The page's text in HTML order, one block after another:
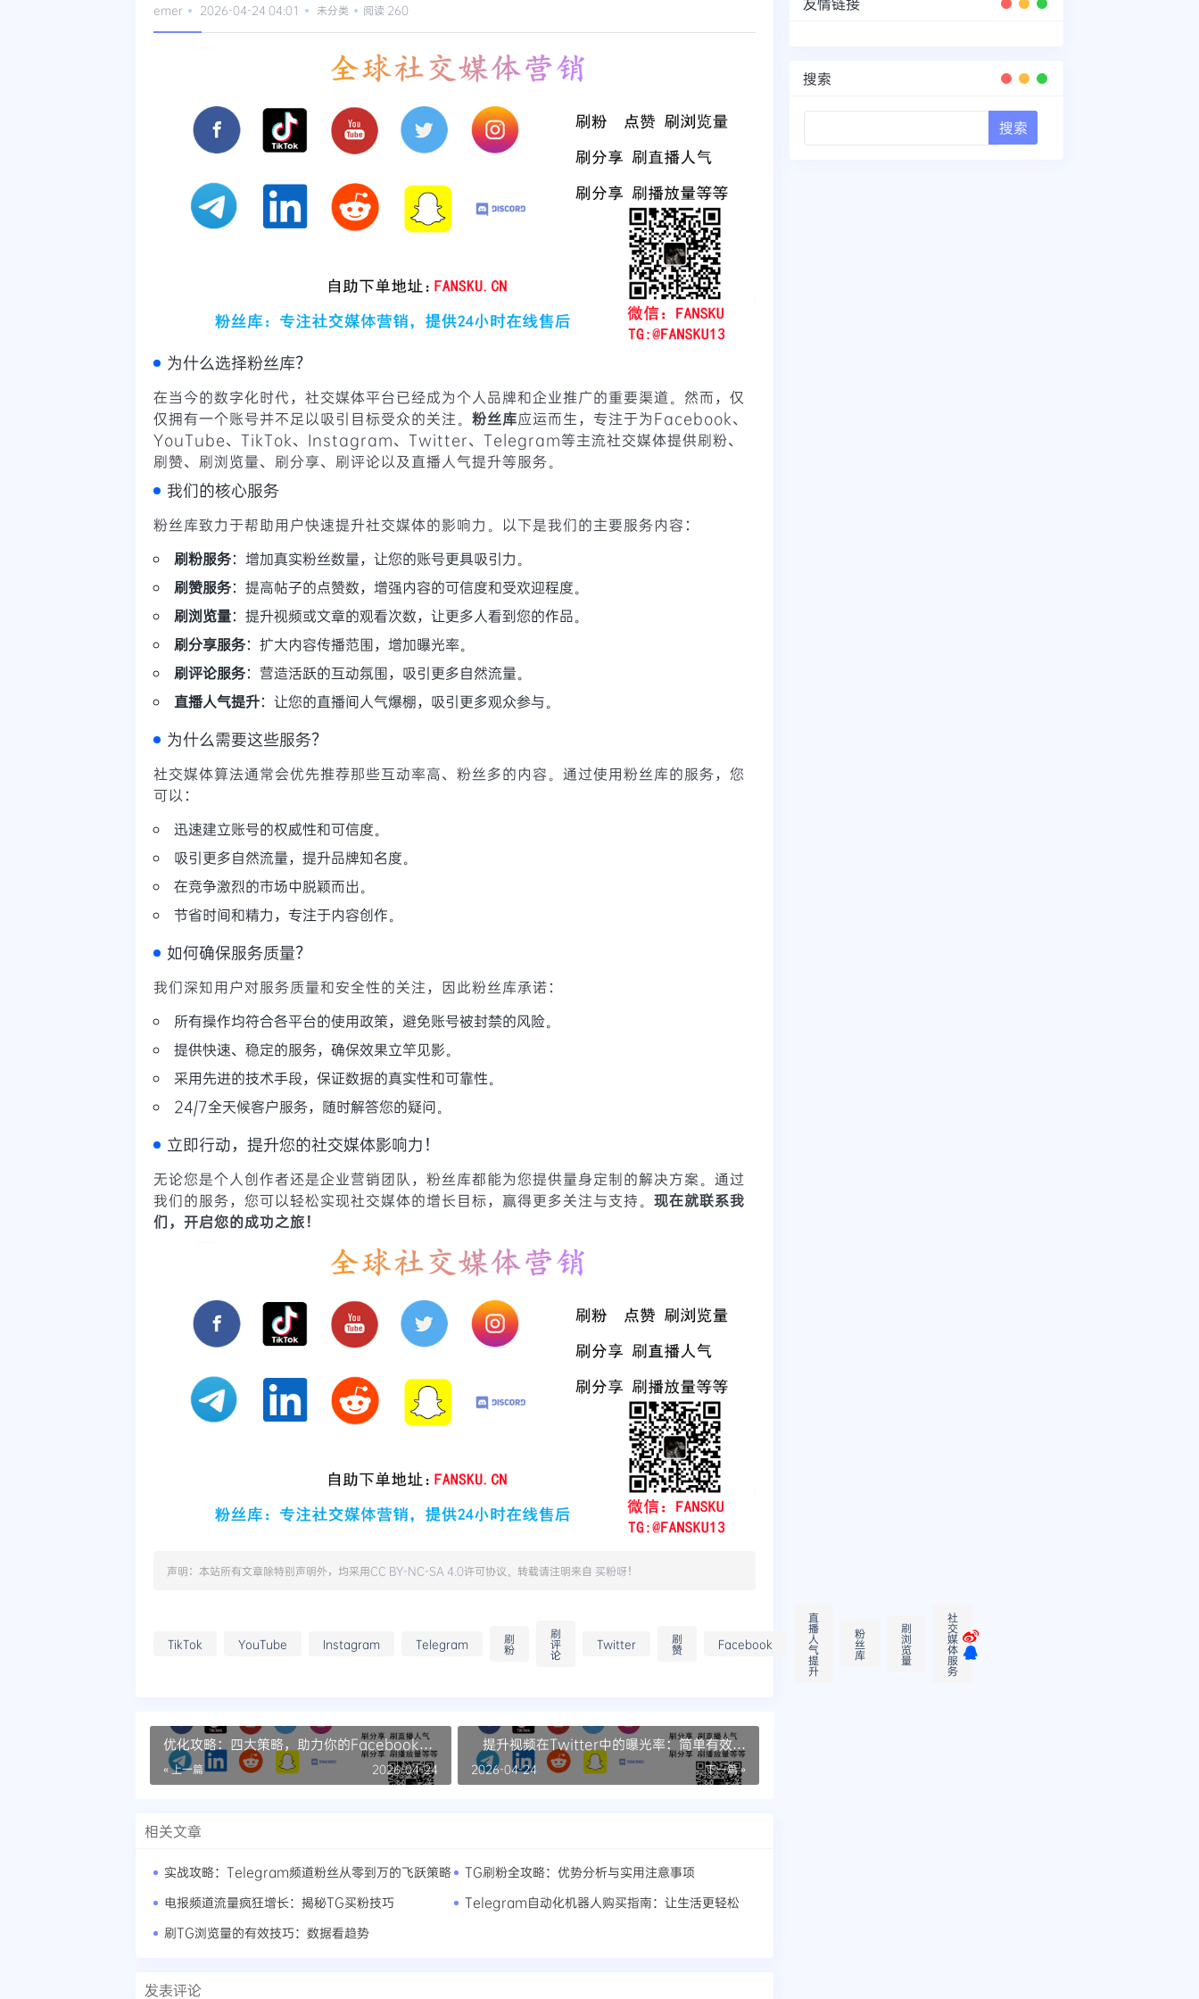
emer 2026-04-24 04:01 未分类 阅读 260
为什么选择粉丝库？
在当今的数字化时代，社交媒体平台已经成为个人品牌和企业推广的重要渠道。然而，仅
仅拥有一个账号并不足以吸引目标受众的关注。 粉丝库应运而生，专注于为Facebook、
YouTube、TikTok、Instagram、Twitter、Telegram等主流社交媒体提供刷粉、
刷赞、刷浏览量、刷分享、刷评论以及直播人气提升等服务。
我们的核心服务
粉丝库致力于帮助用户快速提升社交媒体的影响力。以下是我们的主要服务内容：
刷粉服务：增加真实粉丝数量，让您的账号更具吸引力。
刷赞服务：提高帖子的点赞数，增强内容的可信度和受欢迎程度。
刷浏览量：提升视频或文章的观看次数，让更多人看到您的作品。
刷分享服务：扩大内容传播范围，增加曝光率。
刷评论服务：营造活跃的互动氛围，吸引更多自然流量。
直播人气提升：让您的直播间人气爆棚，吸引更多观众参与。
为什么需要这些服务？
社交媒体算法通常会优先推荐那些互动率高、粉丝多的内容。通过使用粉丝库的服务，您
可以：
迅速建立账号的权威性和可信度。
吸引更多自然流量，提升品牌知名度。
在竞争激烈的市场中脱颖而出。
节省时间和精力，专注于内容创作。
如何确保服务质量？
我们深知用户对服务质量和安全性的关注，因此粉丝库承诺：
所有操作均符合各平台的使用政策，避免账号被封禁的风险。
提供快速、稳定的服务，确保效果立竿见影。
采用先进的技术手段，保证数据的真实性和可靠性。
24/7全天候客户服务，随时解答您的疑问。
立即行动，提升您的社交媒体影响力！
无论您是个人创作者还是企业营销团队，粉丝库都能为您提供量身定制的解决方案。通过
我们的服务，您可以轻松实现社交媒体的增长目标，赢得更多关注与支持。 现在就联系我
们，开启您的成功之旅！
声明：本站所有文章除特别声明外，均采用CC BY-NC-SA 4.0许可协议。转载请注明来自 买粉呀！
TikTok YouTube Instagram Telegram 刷
粉
刷
评
论
Twitter 刷
赞 Facebook
直
播
人
气
提
升
粉
丝
库
刷
浏
览
量
社
交
媒
体
服
务
优化攻略：四大策略，助力你的Facebook视
频播放量井喷式增长
« 上一篇 2026-04-24
提升视频在Twitter中的曝光率：简单有效的
买播放量方法
下一篇 »
2026-04-24
相关文章
实战攻略：Telegram频道粉丝从零到万的飞跃策略
TG刷粉全攻略：优势分析与实用注意事项
电报频道流量疯狂增长：揭秘TG买粉技巧
Telegram自动化机器人购买指南：让生活更轻松
刷TG浏览量的有效技巧：数据看趋势
发表评论
搜索